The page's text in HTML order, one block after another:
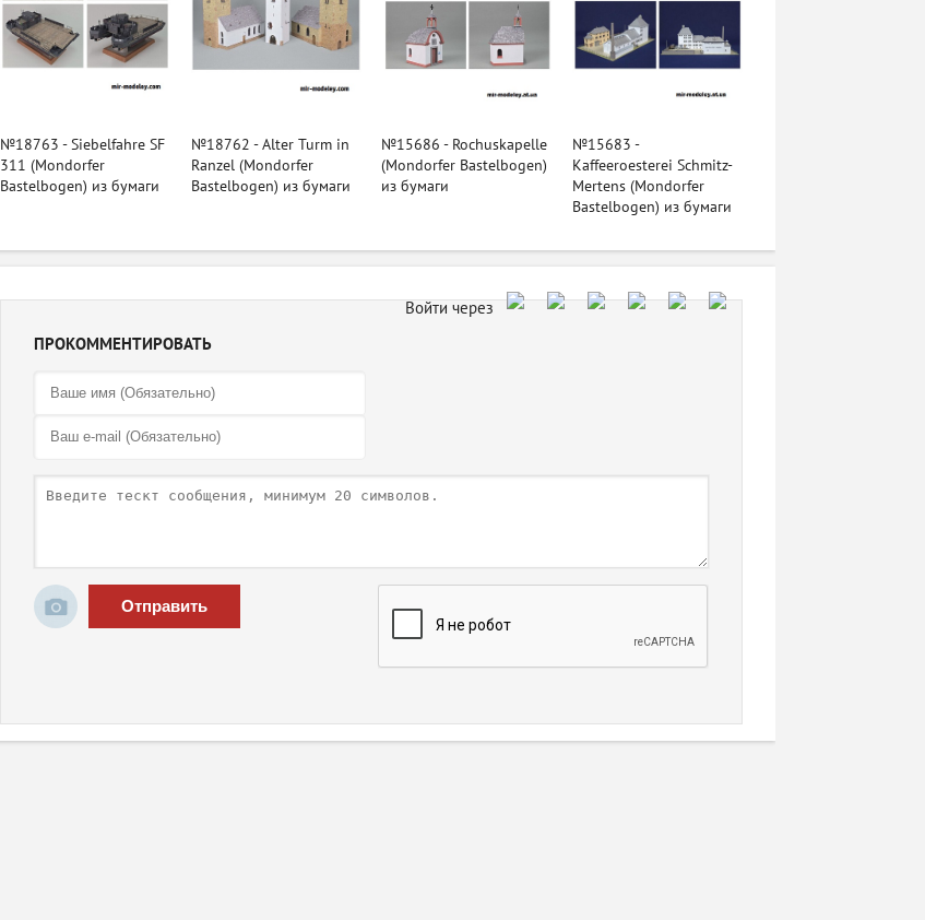
№18763 - Siebelfahre SF
311 (Mondorfer
Bastelbogen) из бумаги
№18762 - Alter Turm in
Ranzel (Mondorfer
Bastelbogen) из бумаги
№15686 - Rochuskapelle
(Mondorfer Bastelbogen)
из бумаги
№15683 -
Kaffeeroesterei Schmitz-
Mertens (Mondorfer
Bastelbogen) из бумаги
ПРОКОММЕНТИРОВАТЬ
Отправить